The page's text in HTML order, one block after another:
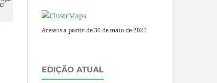
Acessos a partir de 30 de maio de 2021
EDIÇÃO ATUAL